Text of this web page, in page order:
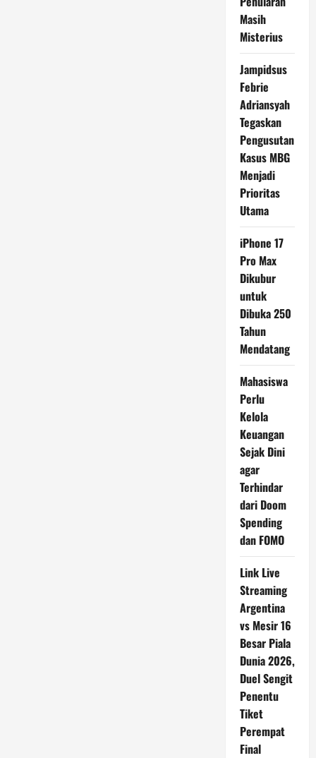
Masih
Misterius
Jampidsus
Febrie
Adriansyah
Tegaskan
Pengusutan
Kasus MBG
Menjadi
Prioritas
Utama
iPhone 17
Pro Max
Dikubur
untuk
Dibuka 250
Tahun
Mendatang
Mahasiswa
Perlu
Kelola
Keuangan
Sejak Dini
agar
Terhindar
dari Doom
Spending
dan FOMO
Link Live
Streaming
Argentina
vs Mesir 16
Besar Piala
Dunia 2026,
Duel Sengit
Penentu
Tiket
Perempat
Final